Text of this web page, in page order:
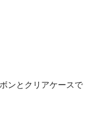
ンとクリアケースで